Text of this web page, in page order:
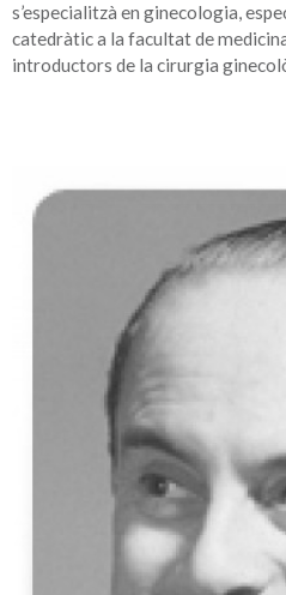
s’especialitzà en ginecologia,
catedràtic a la facultat de
introductors de la cirurgia